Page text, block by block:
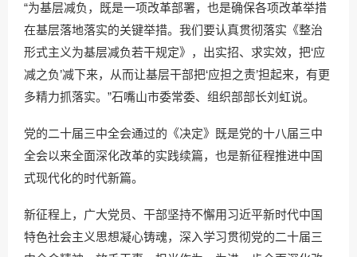
“为基层减负，既是一项改革部署，也是确保各项改革举措
在基层落地落实的关键举措。我们要认真贯彻落实《整治
形式主义为基层减负若干规定》，出实招、求实效，把‘应
减之负’减下来，从而让基层干部把‘应担之责’担起来，有更
多精力抓落实。”石嘴山市委常委、组织部部长刘虹说。
党的二十届三中全会通过的《决定》既是党的十八届三中
全会以来全面深化改革的实践续篇，也是新征程推进中国
式现代化的时代新篇。
新征程上，广大党员、干部坚持不懈用习近平新时代中国
特色社会主义思想凝心铸魂，深入学习贯彻党的二十届三